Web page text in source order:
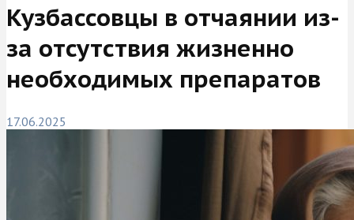
Кузбассовцы в отчаянии из-
за отсутствия жизненно
необходимых препаратов
17.06.2025